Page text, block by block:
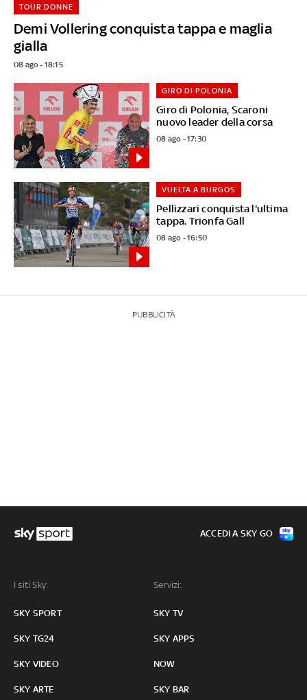
Demi Vollering conquista tappa e maglia
gialla
TOUR DONNE
08 ago - 18:15
Giro di Polonia, Scaroni
nuovo leader della corsa
GIRO DI POLONIA
08 ago - 17:30
Pellizzari conquista l'ultima
tappa. Trionfa Gall
VUELTA A BURGOS
08 ago - 16:50
PUBBLICITÀ
I siti Sky:
SKY SPORT
SKY TG24
SKY VIDEO
SKY ARTE
Servizi:
SKY TV
SKY APPS
NOW
SKY BAR
ACCEDI A SKY GO